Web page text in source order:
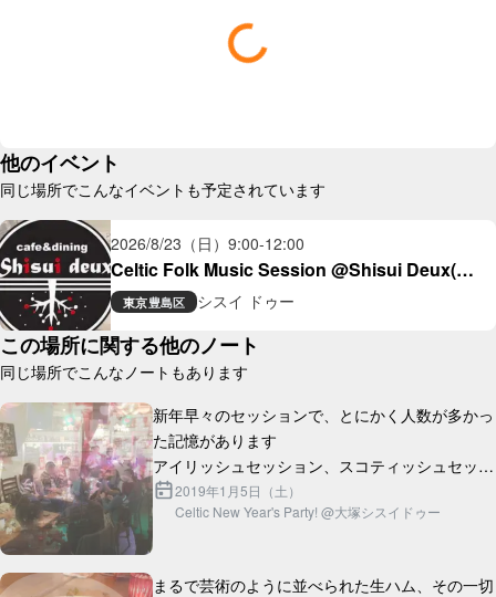
他のイベント
同じ場所でこんなイベントも予定されています
2026/8/23（日） 9:00-12:00
Celtic Folk Music Session @Shisui Deux(大
塚)東京豊島区 シスイ ドゥー
この場所に関する他のノート
同じ場所でこんなノートもあります
新年早々のセッションで、とにかく人数が多かっ
た記憶があります
アイリッシュセッション、スコティッシュセッシ
ョン、歌、ダンス、オープンマイク...大ボリュー
ムの新年会でした
2019年1月5日（土）
Celtic New Year's Party! @大塚シスイドゥー
まるで芸術のように並べられた生ハム、その一切